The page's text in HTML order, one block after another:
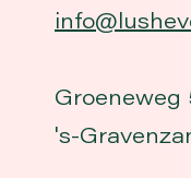
Groeneweg
's-